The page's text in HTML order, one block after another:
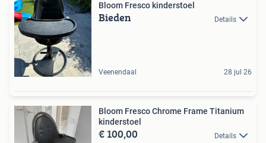
Bloom Fresco kinderstoel
Bieden Details
Veenendaal 28 jul 26
Bloom Fresco Chrome Frame Titanium
kinderstoel
€ 100,00 Details